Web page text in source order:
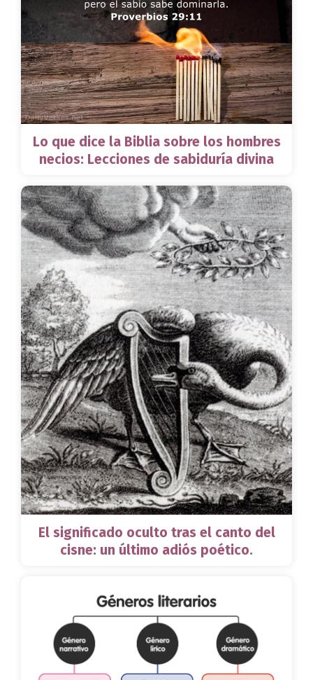
Lo que dice la Biblia sobre los hombres
necios: Lecciones de sabiduría divina
El significado oculto tras el canto del
cisne: un último adiós poético.